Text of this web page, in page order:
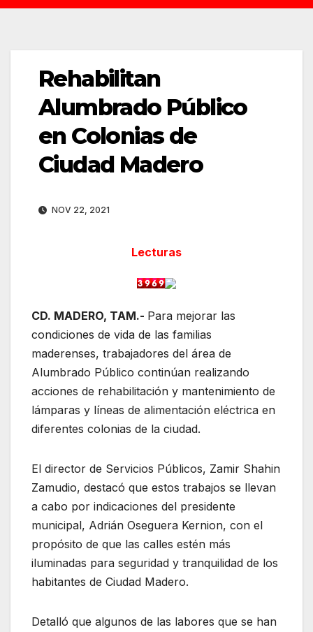
Rehabilitan
Alumbrado Público
en Colonias de
Ciudad Madero
NOV 22, 2021
Lecturas
CD. MADERO, TAM.- Para mejorar las
condiciones de vida de las familias
maderenses, trabajadores del área de
Alumbrado Público continúan realizando
acciones de rehabilitación y mantenimiento de
lámparas y líneas de alimentación eléctrica en
diferentes colonias de la ciudad.
El director de Servicios Públicos, Zamir Shahin
Zamudio, destacó que estos trabajos se llevan
a cabo por indicaciones del presidente
municipal, Adrián Oseguera Kernion, con el
propósito de que las calles estén más
iluminadas para seguridad y tranquilidad de los
habitantes de Ciudad Madero.
Detalló que algunos de las labores que se han